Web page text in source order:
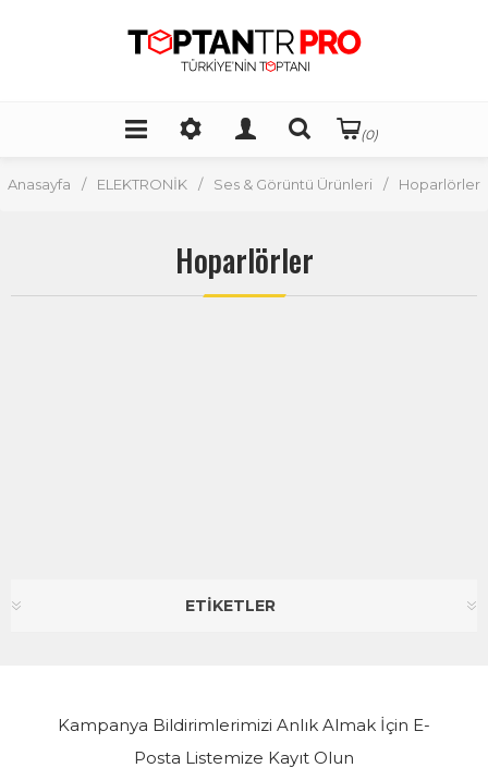
(0)
Anasayfa / ELEKTRONİK / Ses & Görüntü Ürünleri / Hoparlörler
Hoparlörler
ETİKETLER
Kampanya Bildirimlerimizi Anlık Almak İçin E-
Posta Listemize Kayıt Olun